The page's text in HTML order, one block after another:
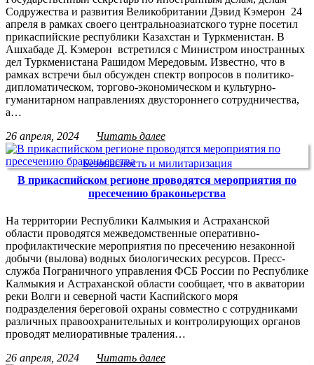
Содружества и развития Великобритании Дэвид Кэмерон 24
апреля в рамках своего центральноазиатского турне посетил
прикаспийские республики Казахстан и Туркменистан. В
Ашхабаде Д. Кэмерон встретился с Министром иностранных
дел Туркменистана Рашидом Мередовым. Известно, что в
рамках встречи был обсужден спектр вопросов в политико-
дипломатическом, торгово-экономическом и культурно-
гуманитарном направлениях двустороннего сотрудничества,
а…
26 апреля, 2024
Читать далее
Безопасность и милитаризация
В прикаспийском регионе проводятся мероприятия по
пресечению браконьерства
На территории Республики Калмыкия и Астраханской
области проводятся межведомственные оперативно-
профилактические мероприятия по пресечению незаконной
добычи (вылова) водных биологических ресурсов. Пресс-
служба Пограничного управления ФСБ России по Республике
Калмыкия и Астраханской области сообщает, что в акватории
реки Волги и северной части Каспийского моря
подразделения береговой охраны совместно с сотрудниками
различных правоохранительных и контролирующих органов
проводят мелиоративные траления…
26 апреля, 2024
Читать далее